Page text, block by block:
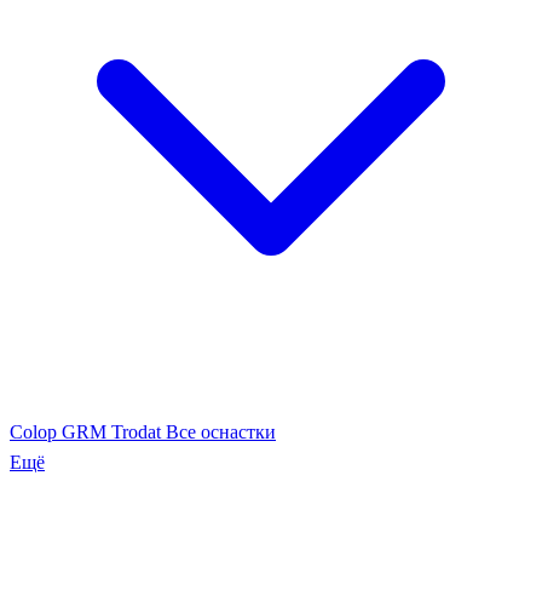
Colop GRM Trodat Все оснастки
Ещё